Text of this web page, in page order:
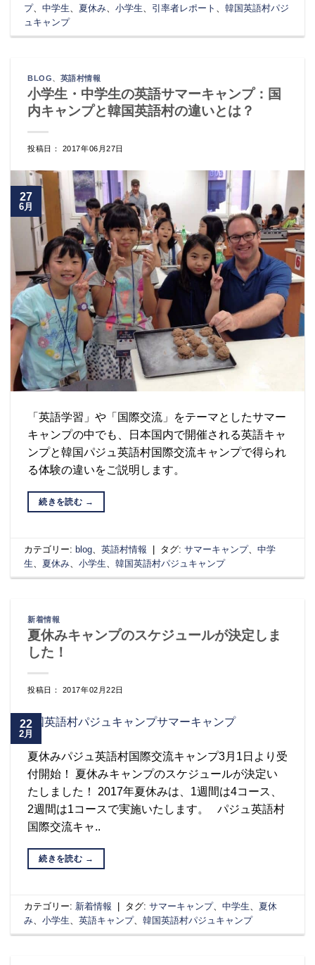
プ、中学生 夏休み 、小学生 引率者レポート 、韓国英語村パジ
ュキャンプ
BLOG、 英語村情報
小学生・中学生の英語サマーキャンプ：国
内キャンプと韓国英語村の違いとは？
投稿日： 2017年06月27日
27
6月
「英語学習」や「国際交流」をテーマとしたサマー
キャンプの中でも、日本国内で開催される英語キャ
ンプと韓国パジュ英語村国際交流キャンプで得られ
る体験の違いをご説明します。
続きを読む →
カテゴリー: blog、英語村情報 タグ:サマーキャンプ、中学
生、 夏休み、小学生、韓国英語村パジュキャンプ
新着情報
夏休みキャンプのスケジュールが決定しま
した！
投稿日： 2017年02月22日
22
2月
夏休みパジュ英語村国際交流キャンプ3月1日より受
付開始！ 夏休みキャンプのスケジュールが決定い
たしました！ 2017年夏休みは、1週間は4コース、
2週間は1コースで実施いたします。 パジュ英語村
国際交流キャ..
続きを読む →
カテゴリー: 新着情報 タグ:サマーキャンプ、中学生、 夏休
み、小学生、英語キャンプ、韓国英語村パジュキャンプ